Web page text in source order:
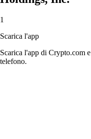
1
Scarica l'app
Scarica l'app di Crypto.com
telefono.